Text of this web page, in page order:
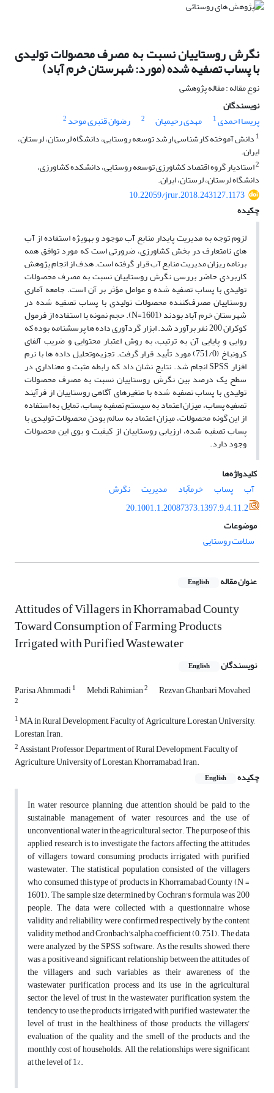
نگرش روستاییان نسبت به مصرف‏ محصولات تولیدی
با پساب تصفیه شده (مورد: شهرستان خرم‏ آباد)
نوع مقاله : مقاله پژوهشی
نویسندگان
پریسا احمدی1 مهدی رحیمیان 2 رضوان قنبری موحد 2
1 دانش ‏آموخته کارشناسی ارشد توسعه روستایی، دانشگاه لرستان، لرستان،
ایران.
2استادیار گروه اقتصاد کشاورزی توسعه روستایی، دانشکده کشاورزی،
دانشگاه لرستان، لرستان، ایران.
10.22059/jrur.2018.243127.1173
چکیده
لزوم توجه به مدیریت پایدار منابع آب موجود و به‏ویژه استفاده از آب‏
های نامتعارف در بخش کشاورزی، ضرورتی است که مورد توافق همه
برنامه‏ ریزان مدیریت منابع آب قرار گرفته است. هدف از انجام پژوهش
کاربردی حاضر بررسی نگرش روستاییان نسبت به مصرف‏ محصولات
تولیدی با پساب تصفیه شده و عوامل مؤثر بر آن است. جامعه آماری
روستاییان مصرف‌کننده محصولات تولیدی با پساب تصفیه شده در
شهرستان خرم‏ آباد بودند (1601=N). حجم نمونه با استفاده از فرمول
کوکران 200 نفر برآورد شد. ابزار گردآوری داده‏ ها پرسشنامه بوده که
روایی و پایایی آن به ترتیب، به روش اعتبار محتوایی و ضریب آلفای
کرونباخ (751/0) مورد تأیید قرار گرفت. تجزیه‌وتحلیل داده‏ ها با نرم‏
افزار SPSS انجام شد. نتایج نشان داد که رابطه مثبت و معناداری در
سطح یک درصد بین نگرش روستاییان نسبت به مصرف‏ محصولات
تولیدی با پساب تصفیه شده با متغیرهای آگاهی روستاییان از فرآیند
تصفیه‏ پساب، میزان اعتماد به سیستم تصفیه پساب، تمایل به استفاده
از این گونه محصولات، میزان اعتماد به سالم بودن محصولات تولیدی با
پساب تصفیه شده، ارزیابی روستاییان از کیفیت و بوی این محصولات
وجود دارد.
کلیدواژه‌ها
آب
پساب خرم‎‏آباد مدیریت
نگرش
20.1001.1.20087373.1397.9.4.11.2
موضوعات
سلامت روستایی
عنوان مقاله English
Attitudes of Villagers in Khorramabad County
Toward Consumption of Farming Products
Irrigated with Purified Wastewater
نویسندگان English
Parisa Ahmmadi1 Mehdi Rahimian2 Rezvan Ghanbari Movahed
2
1MA in Rural Development, Faculty of Agriculture, Lorestan University,
Lorestan, Iran.
2Assistant Professor, Department of Rural Development, Faculty of
Agriculture, University of Lorestan, Khorramabad, Iran.
چکیده
English
In water resource planning, due attention should be paid to the
sustainable management of water resources and the use of
unconventional water in the agricultural sector. The purpose of this
applied research is to investigate the factors affecting the attitudes
of villagers toward consuming products irrigated with purified
wastewater. The statistical population consisted of the villagers
who consumed this type of products in Khorramabad County (N =
1601). The sample size determined by Cochran's formula was 200
people. The data were collected with a questionnaire whose
validity and reliability were confirmed respectively by the content
validity method and Cronbach's alpha coefficient (0.751). The data
were analyzed by the SPSS software. As the results showed, there
was a positive and significant relationship between the attitudes of
the villagers and such variables as their awareness of the
wastewater purification process and its use in the agricultural
sector, the level of trust in the wastewater purification system, the
tendency to use the products irrigated with purified wastewater, the
level of trust in the healthiness of those products, the villagers’
evaluation of the quality and the smell of the products and the
monthly cost of households. All the relationships were significant
at the level of 1%.